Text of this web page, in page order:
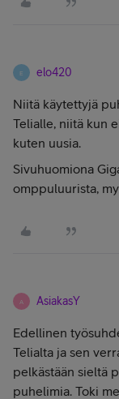
E elo420
Niitä käytettyjä
Telialle, niitä kun
kuten uusia.
Sivuhuomiona
omppuluurista,
A AsiakasY
Edellinen
Telialta ja sen
pelkästään sieltä
puhelimia. Toki